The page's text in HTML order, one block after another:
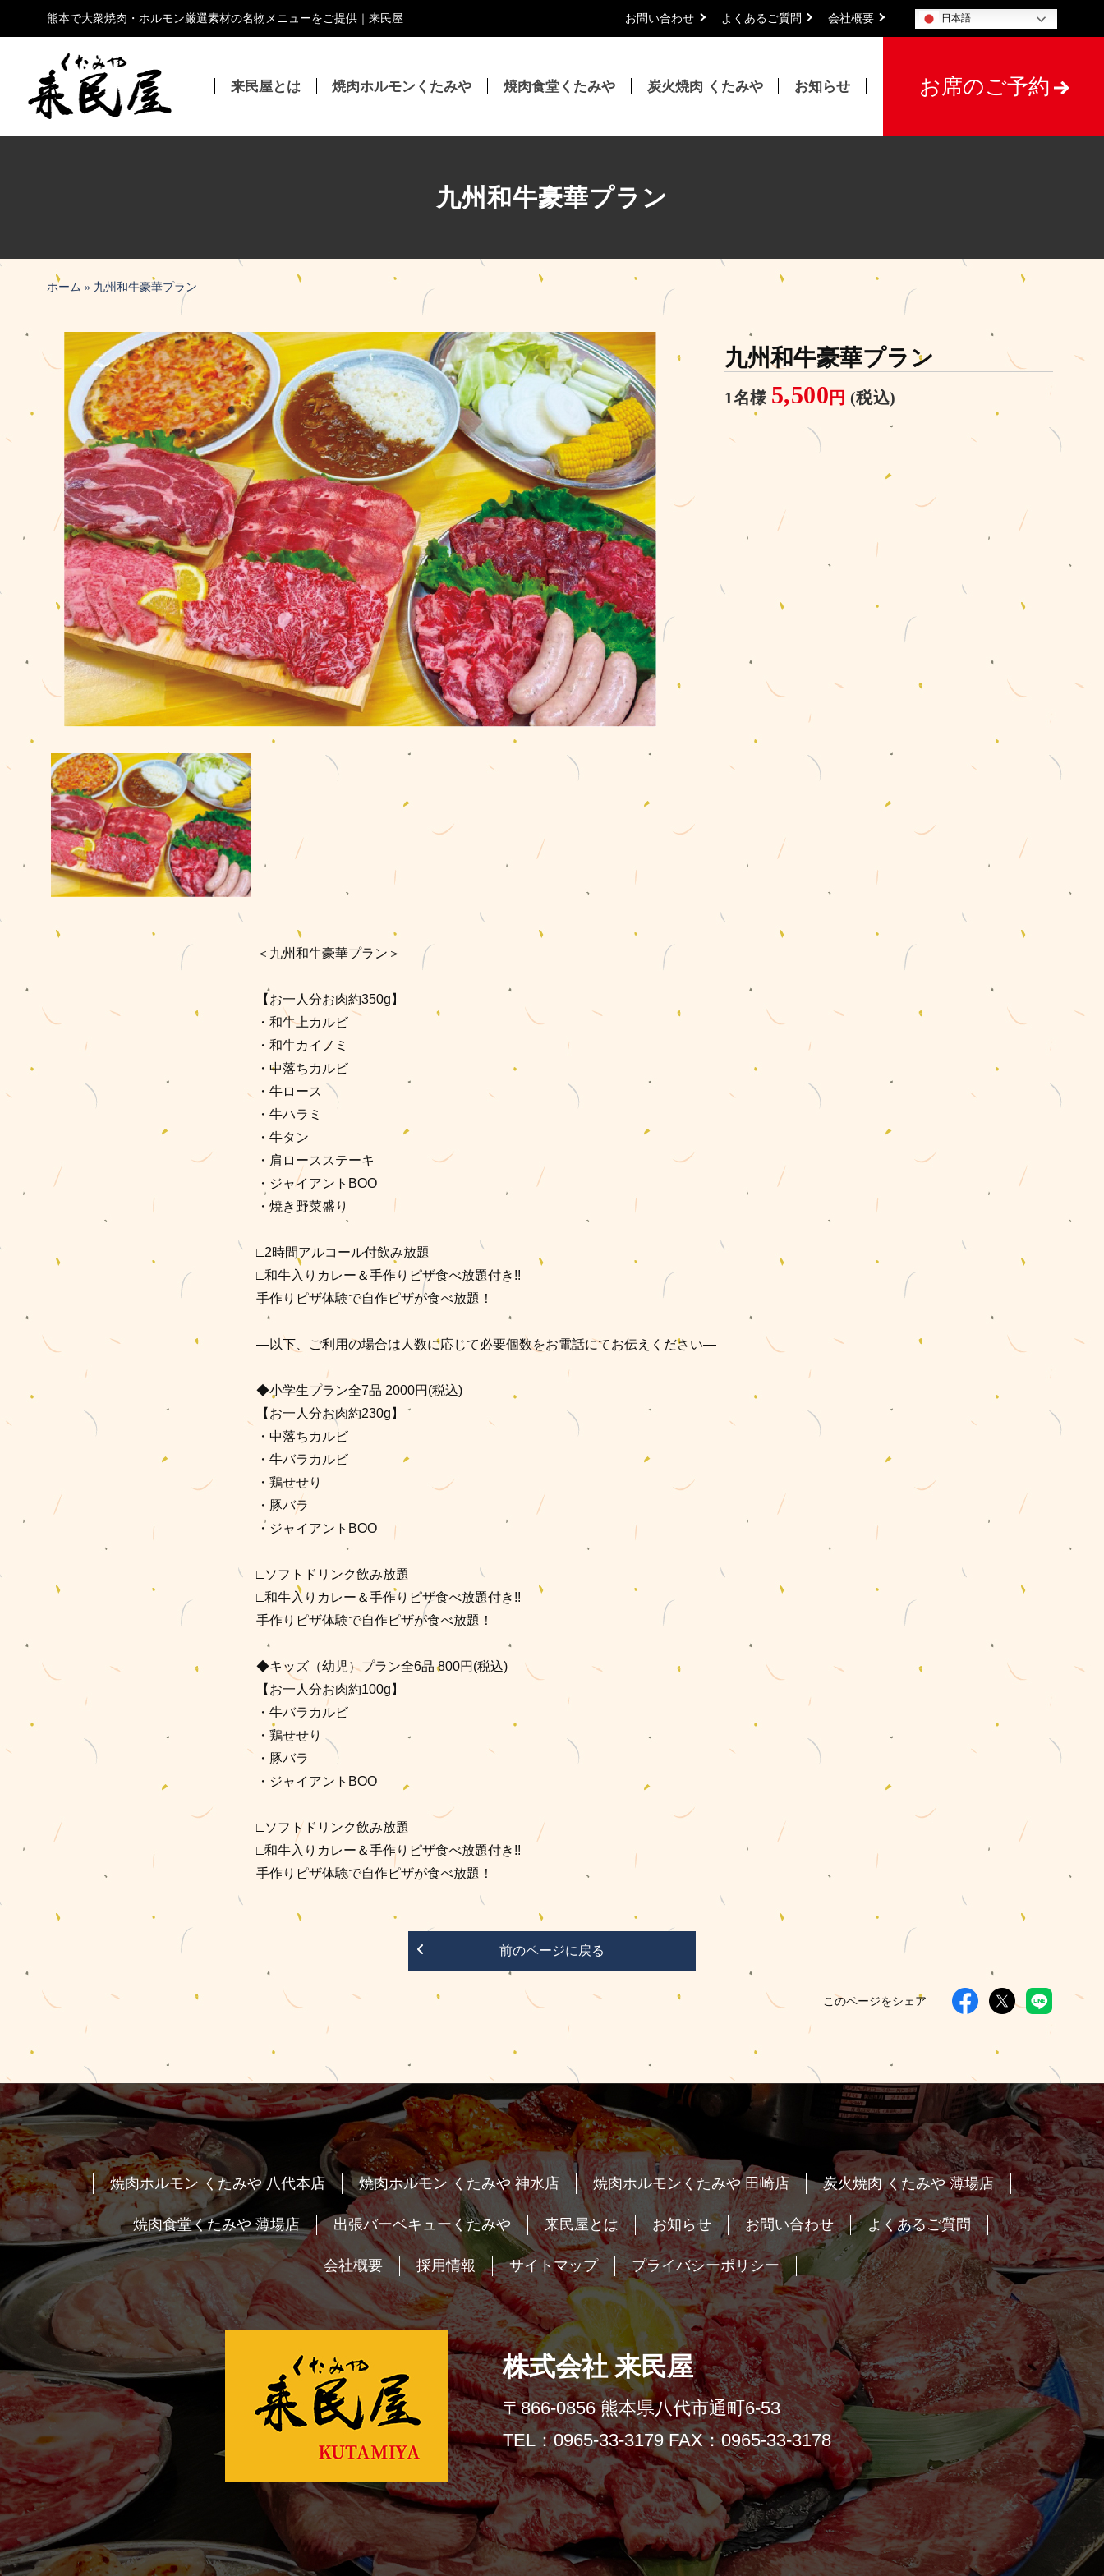
ス
熊本で大衆焼肉・ホルモン厳選素材の名物メニューをご提供｜来民屋 お問い合わせ よくあるご質問 会社概要 日本語
来民屋とは 焼肉ホルモンくたみや 焼肉食堂くたみや 炭火焼肉 くたみや お知らせ お席のご予約
九州和牛豪華プラン
ホーム » 九州和牛豪華プラン
九州和牛豪華プラン
1名様 5,500 円 (税込)
＜九州和牛豪華プラン＞
【お一人分お肉約350g】
・和牛上カルビ
・和牛カイノミ
・中落ちカルビ
・牛ロース
・牛ハラミ
・牛タン
・肩ロースステーキ
・ジャイアントBOO
・焼き野菜盛り
□2時間アルコール付飲み放題
□和牛入りカレー＆手作りピザ食べ放題付き!!
手作りピザ体験で自作ピザが食べ放題！
―以下、ご利用の場合は人数に応じて必要個数をお電話にてお伝えください―
◆小学生プラン全7品 2000円(税込)
【お一人分お肉約230g】
・中落ちカルビ
・牛バラカルビ
・鶏せせり
・豚バラ
・ジャイアントBOO
□ソフトドリンク飲み放題
□和牛入りカレー＆手作りピザ食べ放題付き!!
手作りピザ体験で自作ピザが食べ放題！
◆キッズ（幼児）プラン全6品 800円(税込)
【お一人分お肉約100g】
・牛バラカルビ
・鶏せせり
・豚バラ
・ジャイアントBOO
□ソフトドリンク飲み放題
□和牛入りカレー＆手作りピザ食べ放題付き!!
手作りピザ体験で自作ピザが食べ放題！
前のページに戻る
このページをシェア
焼肉ホルモン くたみや 八代本店 焼肉ホルモン くたみや 神水店 焼肉ホルモンくたみや 田崎店 炭火焼肉 くたみや 薄場店
焼肉食堂くたみや 薄場店 出張バーベキューくたみや 来民屋とは お知らせ お問い合わせ よくあるご質問
会社概要 採用情報 サイトマップ プライバシーポリシー
株式会社 来民屋
〒866-0856 熊本県八代市通町6-53
TEL：0965-33-3179 FAX：0965-33-3178